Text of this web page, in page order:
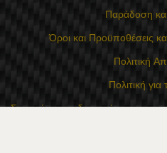
Παράδοση
Όροι και Προϋποθέσεις
Πολιτική
Πολιτική
Σε περίπτωση διαφωνίας που